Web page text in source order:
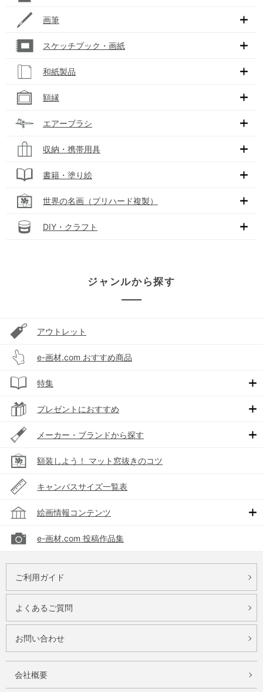
画筆
スケッチブック・画紙
和紙製品
額縁
エアーブラシ
収納・携帯用具
書籍・塗り絵
世界の名画（プリハード複製）
DIY・クラフト
ジャンルから探す
アウトレット
e-画材.com おすすめ商品
特集
プレゼントにおすすめ
メーカー・ブランドから探す
額装しよう！ マット窓抜きのコツ
キャンバスサイズ一覧表
絵画情報コンテンツ
e-画材.com 投稿作品集
ご利用ガイド
よくあるご質問
お問い合わせ
会社概要